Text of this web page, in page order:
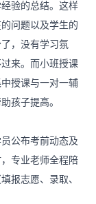
验的总结。这样
问题以及学生的
，没有学习氛
来。而小班授课
授课与一对一辅
孩子提高。
公布考前动态及
专业老师全程陪
报志愿、录取、